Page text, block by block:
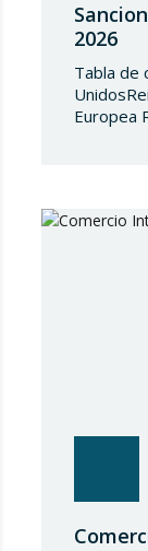
2026
Tabla de
Europea
(UE)